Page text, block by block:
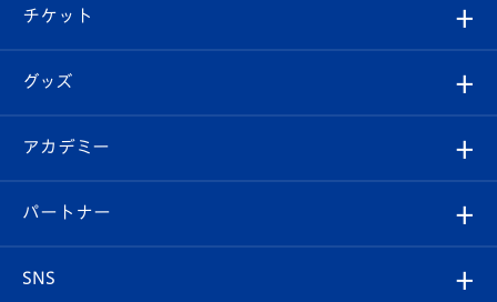
チケット
イベント
メディア
エンブレム紹介
スタッフプロフィール
マスコット紹介
はじめての観戦ガイド
Revive Team
ヴィヴィくんの長崎おもてなしガイド
試合日程/結果
フォトギャラリー
スタジアムグルメ
チケット
チケット
V-LOVERS（ファンクラブ）
プレイヤーズスイート
グッズ
オンラインショップ
店舗情報
アカデミー
育成からのお知らせ
パートナー
SNS